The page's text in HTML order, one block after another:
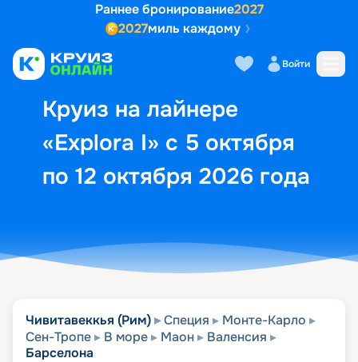
Раннее бронирование2027
2027миль каждому
Войти
Круиз на лайнере
«Explora I» с 5 октября
по 12 октября 2026 года
Выбор кают Маршрут и
Чивитавеккья (Рим) Специя
Монте-Карло
Сен-Тропе
В море Маон
Валенсия
Барселона